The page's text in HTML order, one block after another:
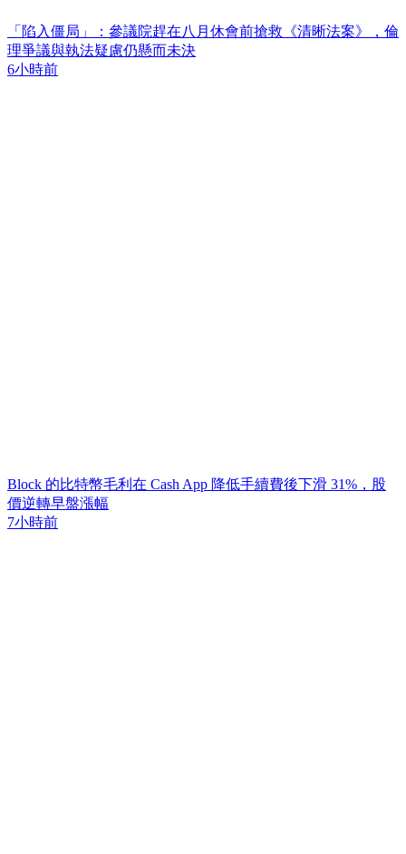
「陷入僵局」：參議院趕在八月休會前搶救《清晰法案》，倫
理爭議與執法疑慮仍懸而未決
6小時前
Block 的比特幣毛利在 Cash App 降低手續費後下滑 31%，股
價逆轉早盤漲幅
7小時前